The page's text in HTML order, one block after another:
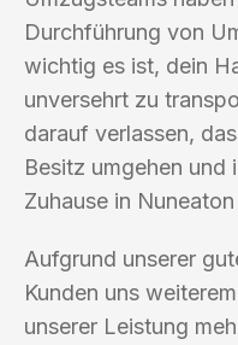
Durchführung von
wichtig es ist, dein
unversehrt zu
darauf verlassen,
Besitz umgehen und
Zuhause in
Aufgrund unserer
Kunden uns
unserer Leistung